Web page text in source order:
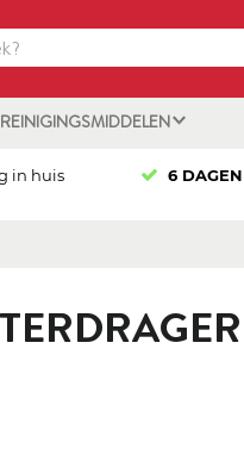
REINIGINGSMIDDELEN
in huis 6 DAGEN